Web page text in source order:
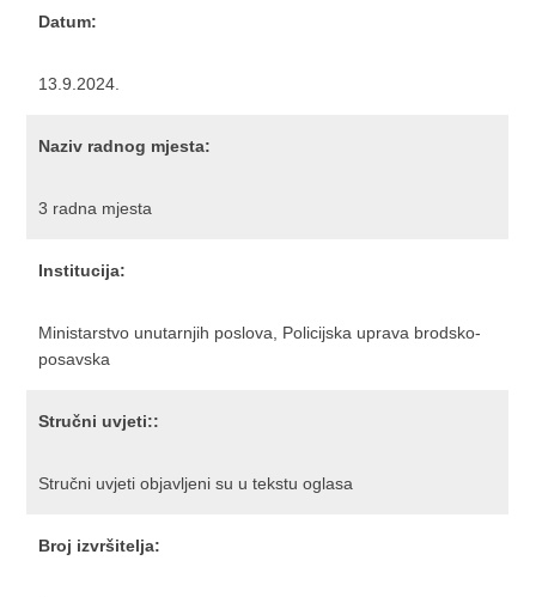
Datum:
13.9.2024.
Naziv radnog mjesta:
3 radna mjesta
Institucija:
Ministarstvo unutarnjih poslova, Policijska uprava brodsko-
posavska
Stručni uvjeti::
Stručni uvjeti objavljeni su u tekstu oglasa
Broj izvršitelja: